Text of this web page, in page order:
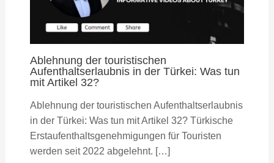
Ablehnung der touristischen
Aufenthaltserlaubnis in der Türkei: Was tun
mit Artikel 32?
Ablehnung der touristischen Aufenthaltserlaubnis
in der Türkei: Was tun mit Artikel 32? Türkische
Erstaufenthaltsgenehmigungen für Touristen
werden seit 2022 abgelehnt. […]